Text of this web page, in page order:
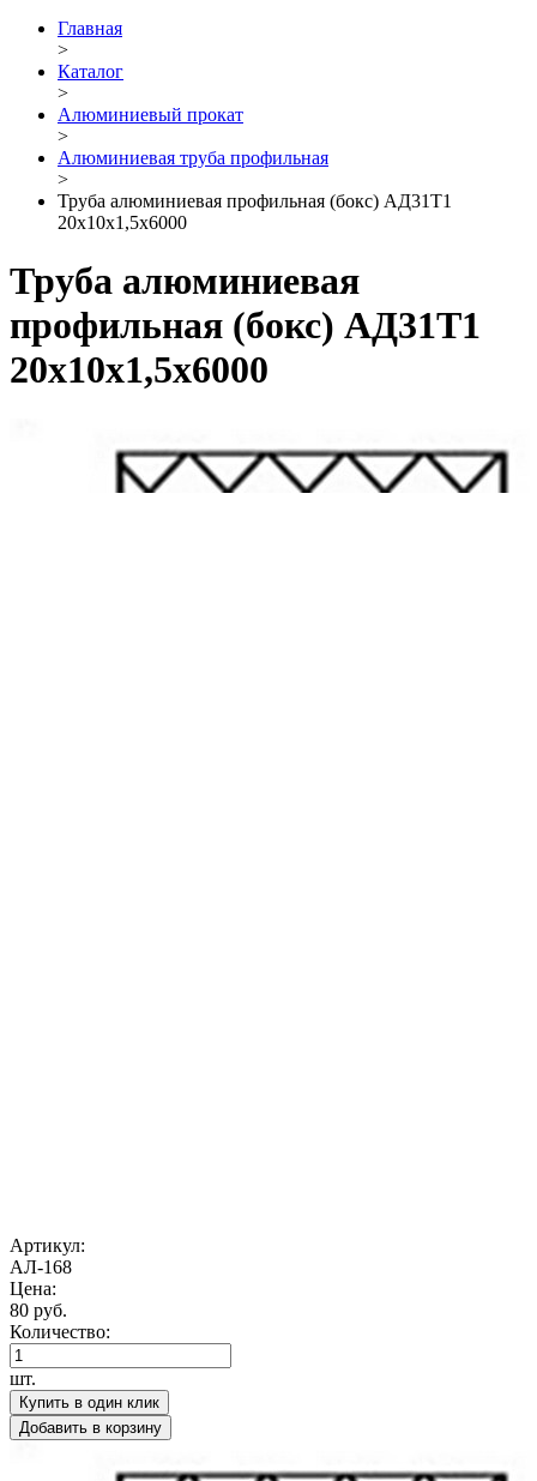
Главная
>
Каталог
>
Алюминиевый прокат
>
Алюминиевая труба профильная
>
Труба алюминиевая профильная (бокс) АД31Т1
20х10х1,5х6000
Труба алюминиевая
профильная (бокс) АД31Т1
20х10х1,5х6000
Артикул:
АЛ-168
Цена:
80 руб.
Количество:
шт.
Купить в один клик
Добавить в корзину